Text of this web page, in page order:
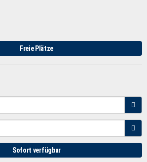
Freie Plätze
Sofort verfügbar